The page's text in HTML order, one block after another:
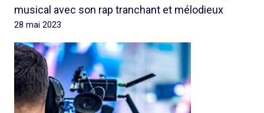
musical avec son rap tranchant et mélodieux
28 mai 2023